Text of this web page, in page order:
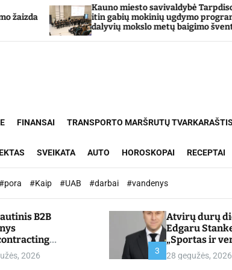
Kauno miesto savivaldybė Tarpdisciplininio
itin gabių mokinių ugdymo programos
dalyvių mokslo metų baigimo šventė
FINANSAI TRANSPORTO MARŠRUTŲ TVARKARAŠTIS
SVEIKATA AUTO HOROSKOPAI RECEPTAI
#Kaip #UAB #darbai #vandenys
B2B
2026“ –
2026 3
Atvirų durų
Edgaru
„Sportas ir
partnerystės,
kuria vertę“ –
28 gegužės, 2026